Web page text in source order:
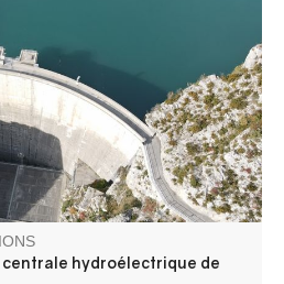
par le personnel
de la production d’électricité
visite est soumise à des
merci de les lire
hydroélectrique de